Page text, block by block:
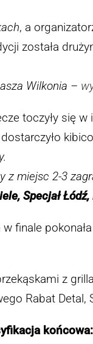
, a
została
Wilkonia –
toczyły się
z miejsc 2-3
Specjał Łódź,
finale
z
Rabat Detal,
końcowa: